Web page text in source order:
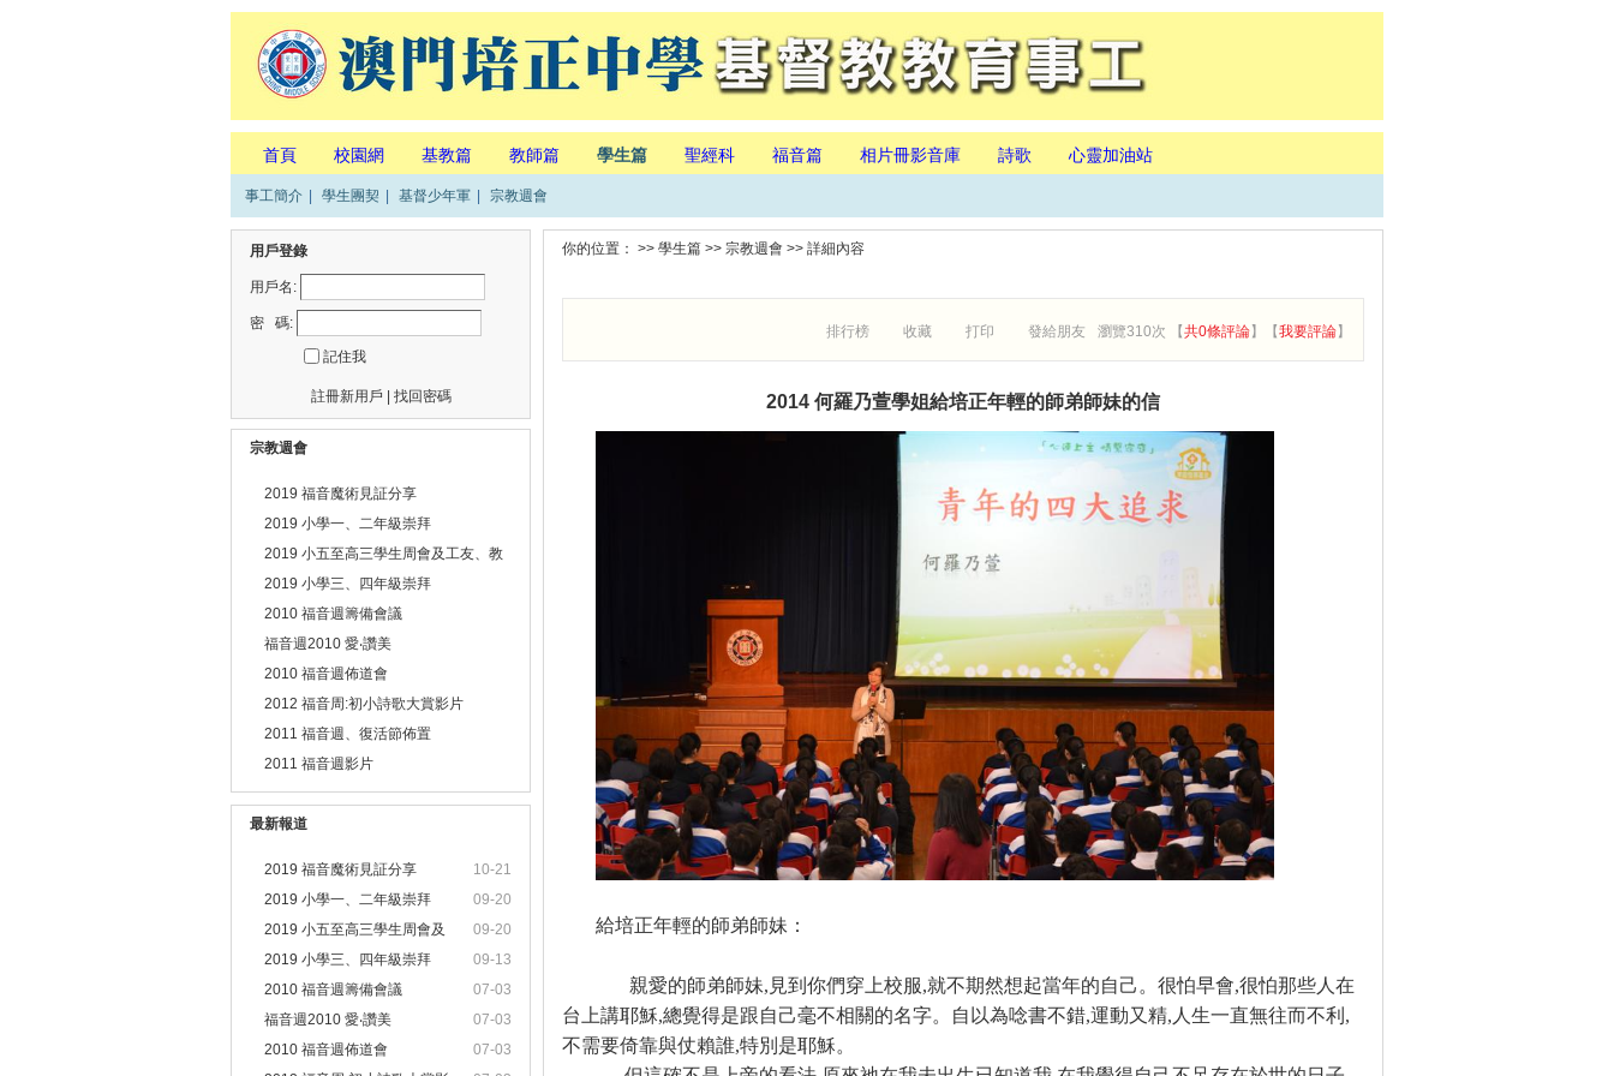
首頁 校園網 基教篇 教師篇 學生篇 聖經科 福音篇 相片冊影音庫 詩歌 心靈加油站
事工簡介 學生團契 基督少年軍 宗教週會
用戶登錄
用戶名:
密 碼:
記住我
註冊新用戶 找回密碼
宗教週會
2019 福音魔術見証分享
2019 小學一、二年級崇拜
2019 小五至高三學生周會及工友、教
職員靈修會
2019 小學三、四年級崇拜
2010 福音週籌備會議
福音週2010 愛‧讚美
2010 福音週佈道會
2012 福音周:初小詩歌大賞影片
2011 福音週、復活節佈置
2011 福音週影片
最新報道
10-21
2019 福音魔術見証分享
09-20
2019 小學一、二年級崇拜
09-20
2019 小五至高三學生周會及
09-13
2019 小學三、四年級崇拜
07-03
2010 福音週籌備會議
07-03
福音週2010 愛‧讚美
07-03
2010 福音週佈道會
你的位置： >> 學生篇 >> 宗教週會 >> 詳細內容
排行榜 收藏 打印 發給朋友 瀏覽310次 【共0條評論】【我要評論】
2014 何羅乃萱學姐給培正年輕的師弟師妹的信
給培正年輕的師弟師妹：
親愛的師弟師妹, 見到你們穿上校服,就不期然想起當年的自己。很怕早會,很怕那些人在
台上講耶穌,總覺得是跟自己毫不相關的名字。自以為唸書不錯,運動又精, 人生一直無往而不利 ,
不需要倚靠與仗賴誰,特別是耶穌。